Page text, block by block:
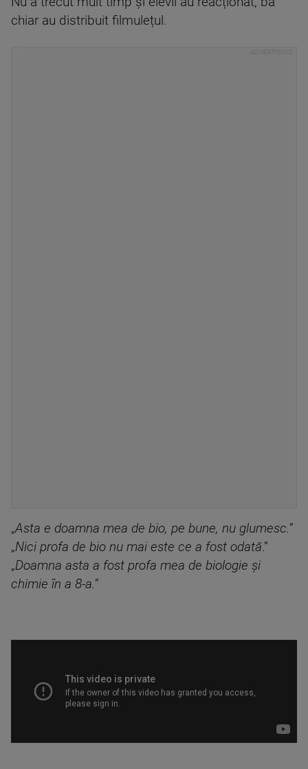
chiar au distribuit filmulețul.
„Asta e doamna mea de bio, pe bune, nu glumesc.”
„Nici profa de bio nu mai este ce a fost odată.”
„Doamna asta a fost profa mea de biologie și
chimie în a 8-a.”